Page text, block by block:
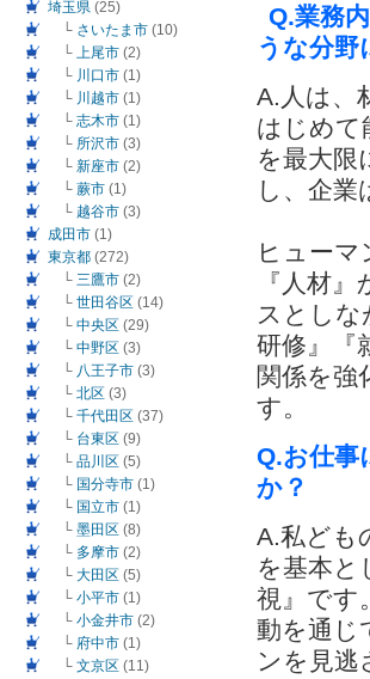
Q.業務
うな分
A.人は、
はじめて
を最大限
し、企業
ヒュー
『人材
スとし
研修』『
関係を強
す。
Q.お仕事
か？
A.私ども
を基本と
視』です
動を通じ
ンを見逃
埼玉県 (25)
└ さいたま市 (10)
└ 上尾市 (2)
└ 川口市 (1)
└ 川越市 (1)
└ 志木市 (1)
└ 所沢市 (3)
└ 新座市 (2)
└ 蕨市 (1)
└ 越谷市 (3)
成田市 (1)
東京都 (272)
└ 三鷹市 (2)
└ 世田谷区 (14)
└ 中央区 (29)
└ 中野区 (3)
└ 八王子市 (3)
└ 北区 (3)
└ 千代田区 (37)
└ 台東区 (9)
└ 品川区 (5)
└ 国分寺市 (1)
└ 国立市 (1)
└ 墨田区 (8)
└ 多摩市 (2)
└ 大田区 (5)
└ 小平市 (1)
└ 小金井市 (2)
└ 府中市 (1)
└ 文京区 (11)